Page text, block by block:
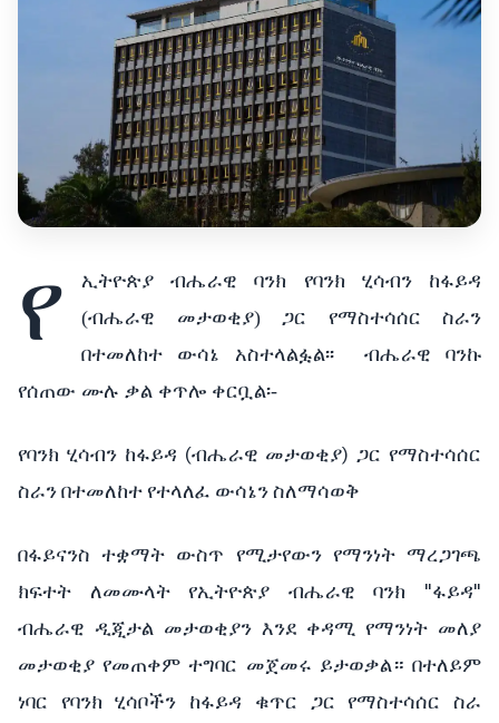
የ
ኢትዮጵያ ብሔራዊ ባንክ የባንክ ሂሳብን ከፋይዳ
(ብሔራዊ መታወቂያ) ጋር የማስተሳሰር ስራን
በተመለከተ ውሳኔ አስተላልፏል፡፡
ብሔራዊ ባንኩ
የሰጠው ሙሉ ቃል ቀጥሎ ቀርቧል፡-
የባንክ ሂሳብን ከፋይዳ (ብሔራዊ መታወቂያ)ጋር የማስተሳሰር
ስራን በተመለከተ የተላለፈ ውሳኔን ስለማሳወቅ
በፋይናንስ ተቋማት ውስጥ የሚታየውን የማንነት ማረጋገጫ
ክፍተት
ለመሙላት የኢትዮጵያ ብሔራዊ ባንክ "ፋይዳ"
ብሔራዊ ዲጂታል መታወቂያን እንደ ቀዳሚ የማንነት መለያ
መታወቂያ የመጠቀም ተግባር መጀመሩ ይታወቃል። በተለይም
ነባር
የባንክ ሂሳቦችን ከፋይዳ ቁጥር ጋር የማስተሳሰር
ስራ